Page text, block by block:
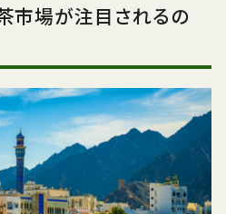
市場が注目されるの